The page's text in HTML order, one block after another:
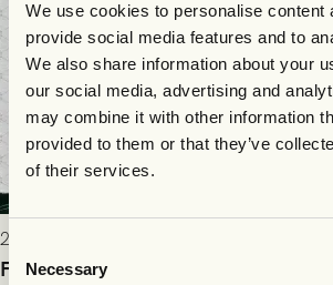
We use cookies to personalise content
provide social media features and to
We also share information about your
our social media, advertising and
may combine it with other information
provided to them or that they’ve
of their services.
Consent
Selection
Necessary
2026-07-28 17:36
FC Nordsjælland borta: